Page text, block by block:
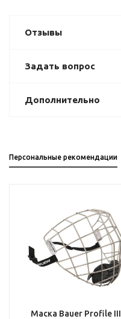
Отзывы
Задать вопрос
Дополнительно
Персональные рекомендации
Маска Bauer Profile III